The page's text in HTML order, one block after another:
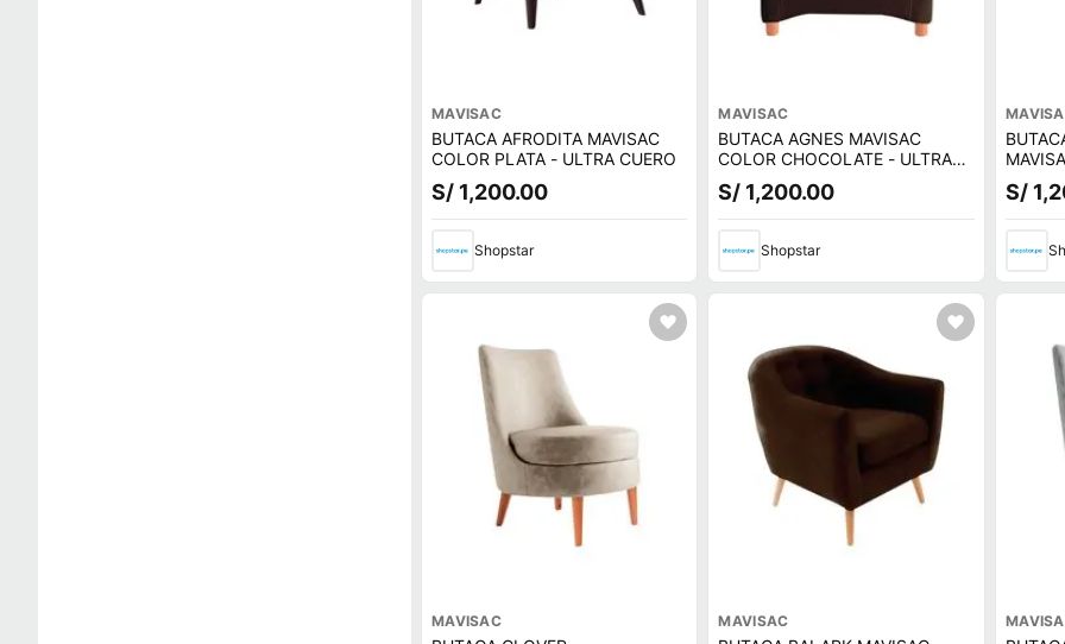
MAVISAC
BUTACA AFRODITA MAVISAC
COLOR PLATA - ULTRA CUERO
S/ 1,200.00
Shopstar
MAVISAC
BUTACA AGNES MAVISAC
COLOR CHOCOLATE - ULTRA
CUERO
S/ 1,200.00
Shopstar
S/
MAVISAC MAVISAC